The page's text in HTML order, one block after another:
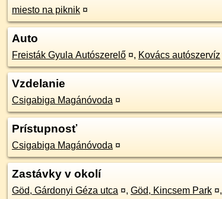
miesto na piknik ¤
Auto
Freisták Gyula Autószerelő ¤, Kovács autószervíz
Vzdelanie
Csigabiga Magánóvoda ¤
Prístupnosť
Csigabiga Magánóvoda ¤
Zastávky v okolí
Göd, Gárdonyi Géza utca ¤, Göd, Kincsem Park ¤,